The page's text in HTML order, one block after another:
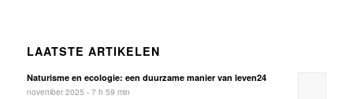
LAATSTE ARTIKELEN
Naturisme en ecologie: een duurzame manier van leven24
november 2025 - 7 h 59 min